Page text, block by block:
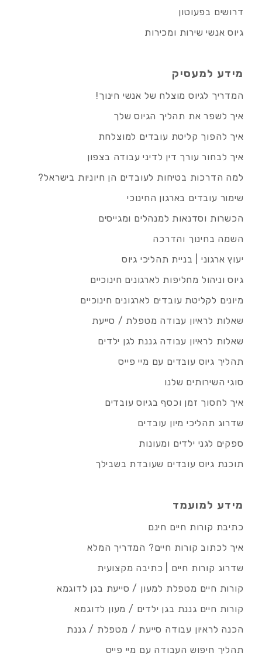
דרושים בפעוטון
גיוס אנשי שירות ומכירות
מידע למעסיק
המדריך לגיוס מוצלח של אנשי חינוך!
איך לשפר את תהליך הגיוס שלך
איך להפוך קליטת עובדים למוצלחת
איך לבחור עורך דין לדיני עבודה בצפון
למה הדרכות בטיחות לעובדים הן חיוניות בישראל?
שימור עובדים בארגון החינוכי
הכשרות וסדנאות למנהלים ומגייסים
השמה בחינוך והדרכה
יעוץ ארגוני | בניית תהליכי גיוס
גיוס וניהול מחליפות לארגונים חינוכיים
מיונים לקליטת עובדים לארגונים חינוכיים
שאלות לראיון עבודה מטפלת / סייעת
שאלות לראיון עבודה גננת לגן ילדים
תהליך גיוס עובדים עם מיי פייס
סוגי השירותים שלנו
איך לחסוך זמן וכסף בגיוס עובדים
שדרוג תהליכי מיון עובדים
ספקים לגני ילדים ומעונות
תוכנת גיוס עובדים שעובדת בשבילך
מידע למועמד
כתיבת קורות חיים חינם
איך לכתוב קורות חיים? המדריך המלא
שדרוג קורות חיים | כתיבה מקצועית
קורות חיים מטפלת למעון / סייעת בגן לדוגמא
קורות חיים גננת בגן ילדים / מעון לדוגמא
הכנה לראיון עבודה סייעת / מטפלת / גננת
תהליך חיפוש העבודה עם מיי פייס